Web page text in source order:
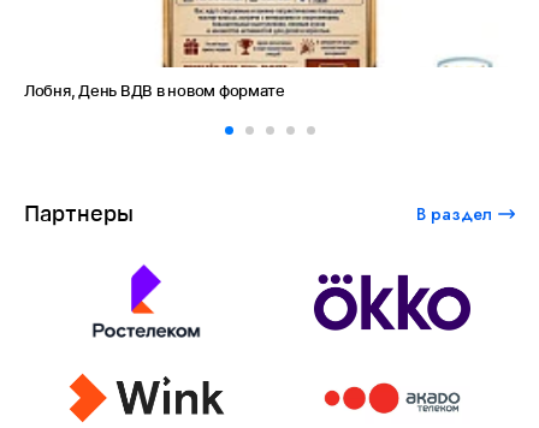
Амет-Хан Султан: небо как судьба
Партнеры В раздел